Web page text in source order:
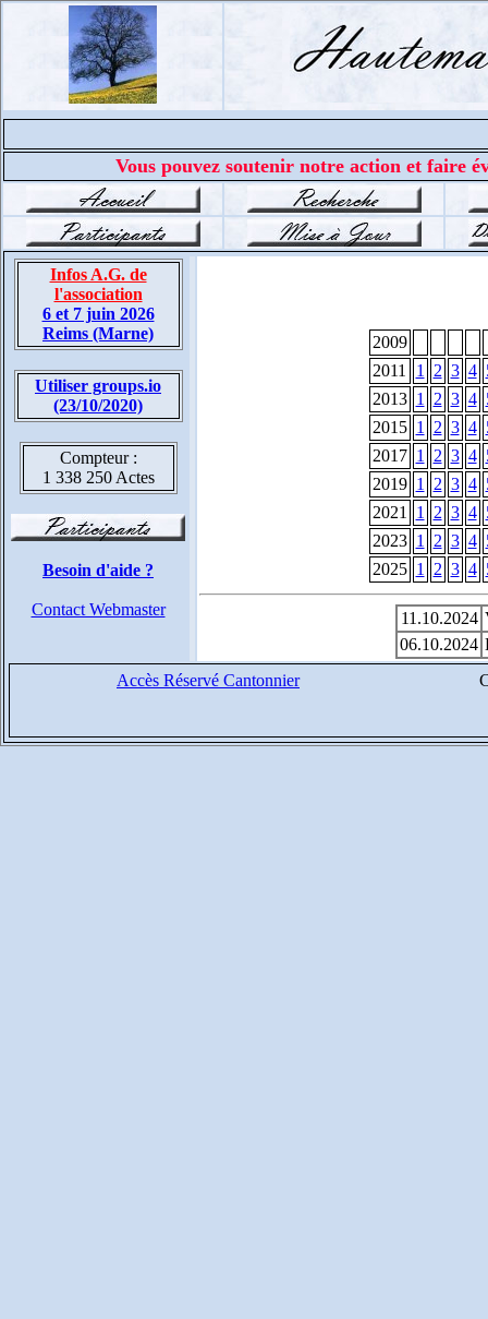
Vous pouvez soutenir notre action et faire
Infos A.G. de
l'association
6 et 7 juin 2026
Reims (Marne)
Utiliser groups.io
(23/10/2020)
Compteur :
1 338 250 Actes
Besoin d'aide ?
Contact Webmaster
2009
2011
1 2 3 4
2013 1 2 3 4
2015 1 2 3 4
2017 1 2 3 4
2019 1 2 3 4
2021
1 2 3 4
2023 1 2 3 4
2025 1 2 3 4
11.10.2024
06.10.2024
Accès Réservé Cantonnier